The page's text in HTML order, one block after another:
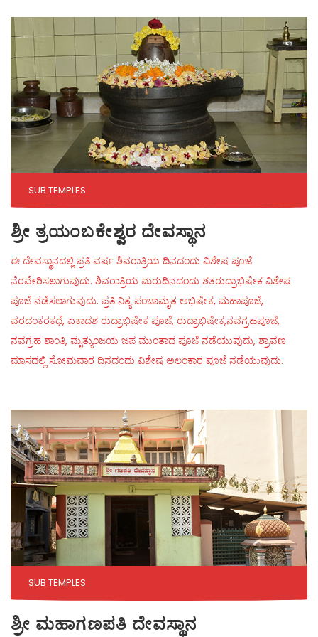
SUB TEMPLES
ಶ್ರೀ ತ್ರಯಂಬಕೇಶ್ವರ ದೇವಸ್ಥಾನ
ಈ ದೇವಸ್ಥಾನದಲ್ಲಿ ಪ್ರತಿ ವರ್ಷ ಶಿವರಾತ್ರಿಯ ದಿನದಂದು ವಿಶೇಷ ಪೂಜೆ
ನೆರವೇರಿಸಲಾಗುವುದು. ಶಿವರಾತ್ರಿಯ ಮರುದಿನದಂದು ಶತರುದ್ರಾಭಿಷೇಕ ವಿಶೇಷ
ಪೂಜೆ ನಡೆಸಲಾಗುವುದು. ಪ್ರತಿ ನಿತ್ಯ ಪಂಚಾಮೃತ ಅಭಿಷೇಕ, ಮಹಾಪೂಜೆ,
ವರದಂಕರಕಥೆ, ಏಕಾದಶ ರುದ್ರಾಭಿಷೇಕ ಪೂಜೆ, ರುದ್ರಾಭಿಷೇಕ,ನವಗ್ರಹಪೂಜೆ,
ನವಗ್ರಹ ಶಾಂತಿ, ಮೃತ್ಯುಂಜಯ ಜಪ ಮುಂತಾದ ಪೂಜೆ ನಡೆಯುವುದು, ಶ್ರಾವಣ
ಮಾಸದಲ್ಲಿ ಸೋಮವಾರ ದಿನದಂದು ವಿಶೇಷ ಅಲಂಕಾರ ಪೂಜೆ ನಡೆಯುವುದು.
SUB TEMPLES
ಶ್ರೀ ಮಹಾಗಣಪತಿ ದೇವಸ್ಥಾನ